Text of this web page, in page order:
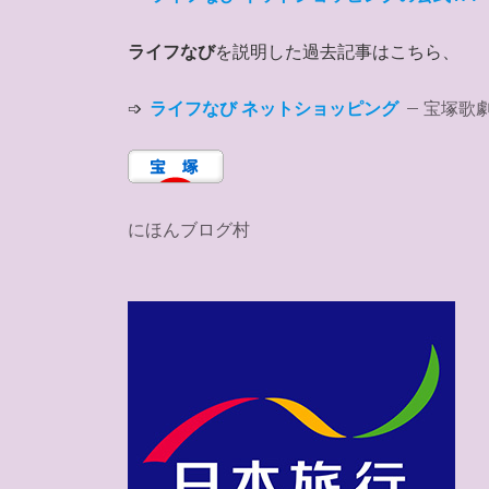
ライフなびを説明した過去記事はこちら、
➩ ライフなび ネットショッピング – 宝塚歌
にほんブログ村